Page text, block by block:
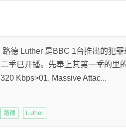
路德 Luther 是BBC 1台推出的犯
二季已开播。先奉上其第一季的里
320 Kbps>01. Massive Attac...
路德 Luther